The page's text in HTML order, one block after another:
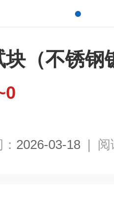
块（不锈钢
2026-03-18 | 阅